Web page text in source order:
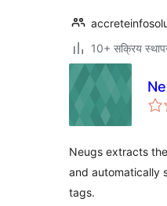
10+ सक्रिय
Neugs extracts
and automatically
tags.